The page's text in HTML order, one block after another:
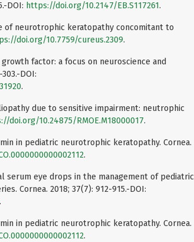
DOI: https://doi.org/10.2147/EB.S117261.
of neurotrophic keratopathy concomitant to
doi.org/10.7759/cureus.2309.
growth factor: a focus on neuroscience and
DOI:
.
due to sensitive impairment: neutrophic
doi.org/10.24875/RMOE.M18000017.
in pediatric neurotrophic keratopathy. Cornea.
.
serum eye drops in the management of pediatric
Cornea. 2018; 37(7): 912-915.-DOI:
.
in pediatric neurotrophic keratopathy. Cornea.
.